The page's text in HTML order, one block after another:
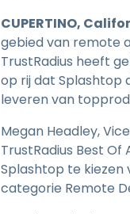
CUPERTINO,
gebied van remote
TrustRadius heeft
op rij dat Splashtop
leveren van
Megan Headley,
TrustRadius Best
Splashtop te
categorie Remote